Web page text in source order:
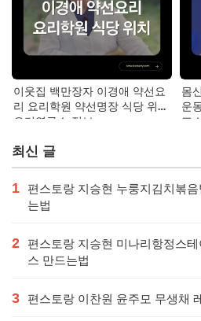
이웃집 백만장자 이경애 약선요
리 요리학원 약선명장 식당 위치
요리연구소 정보
몸
운
포
최신 글
1
편스토랑 지승현 누룽지김치볶
는법
2
편스토랑 지승현 미나리항정스
스 만드는법
3 편스토랑 이찬원 윤주모 무생채